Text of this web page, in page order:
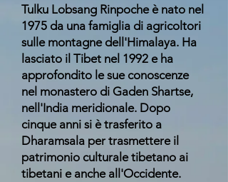
Tulku Lobsang Rinpoche è nato nel
1975 da una famiglia di agricoltori
sulle montagne dell'Himalaya. Ha
lasciato il Tibet nel 1992 e ha
approfondito le sue conoscenze
nel monastero di Gaden Shartse,
nell'India meridionale. Dopo
cinque anni si è trasferito a
Dharamsala per trasmettere il
patrimonio culturale tibetano ai
tibetani e anche all'Occidente.